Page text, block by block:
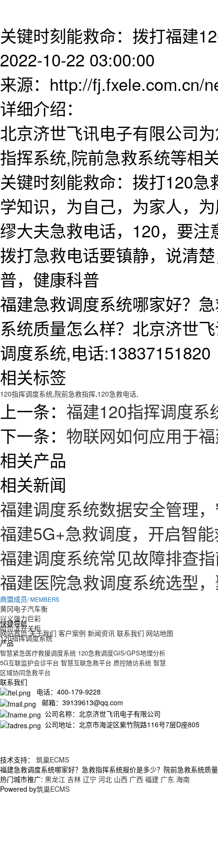
关键时刻能救命：拨打福建
2022-10-22 03:00:00
来源：http://fj.fxele.com.cn/
详细介绍：
北京济世飞讯电子有限公司
指挥系统,院前急救系统等相
关键时刻能救命：拨打120
学知识，为自己，为家人，
缪大夫急救电话，120，要
拨打急救电话要镇静，说清
普，健康科普
福建急救调度系统哪家好？
系统质量怎么样？北京济世
调度系统,电话:13837151820
相关标签
120指挥调度系统,院前急救指挥,120急救电话,
上一条： 福建120指挥调度系
下一条： 物联网如何应用于
相关产品
相关新闻
福建调度系统数据安全管理
福建5G+急救调度，开启智
福建调度系统常见故障排查
福建医院急救调度系统选型
商盟成员/ MEMBERS
黄冈电子汽车衡
兴义强力巨彩
哈尔滨开关柜
120指挥调度系统
快捷导航
网站首页 关于我们 客户案例 新闻资讯 联系我们 网站地图
产品
智慧紧急医疗救援调度系统 120急救调度GIS/GPS地理分析
5G互联监护会诊平台 智慧互联急救平台 质控随访系统 智慧
区域协同急救平台
联系我们
电话：400-179-9228
邮箱：39139613@qq.com
公司名称：北京济世飞讯电子有限公司
公司地址：北京市海淀区紫竹院路116号7层D座805
技术支持： 筑巢ECMS
福建急救调度系统哪家好？急救指挥系统报价是多少？院前急救系统
热门城市推广: 黑龙江 吉林 辽宁 河北 山西 广西 福建 广东 海南
Powered by筑巢ECMS